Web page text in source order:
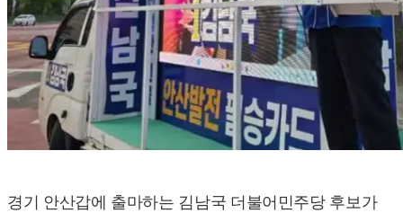
경기 안산갑에 출마하는 김남국 더불어민주당 후보가